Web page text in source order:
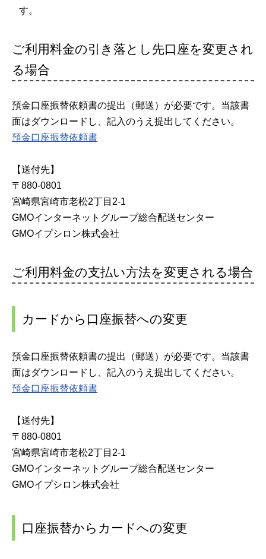
す。
ご利用料金の引き落とし先口座を変更され
る場合
預金口座振替依頼書の提出（郵送）が必要です。当該書
面はダウンロードし、記入のうえ提出してください。
預金口座振替依頼書
【送付先】
〒880-0801
宮崎県宮崎市老松2丁目2-1
GMOインターネットグループ総合配送センター
GMOイプシロン株式会社
ご利用料金の支払い方法を変更される場合
カードから口座振替への変更
預金口座振替依頼書の提出（郵送）が必要です。当該書
面はダウンロードし、記入のうえ提出してください。
預金口座振替依頼書
【送付先】
〒880-0801
宮崎県宮崎市老松2丁目2-1
GMOインターネットグループ総合配送センター
GMOイプシロン株式会社
口座振替からカードへの変更